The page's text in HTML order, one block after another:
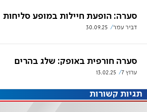
סערה: הופעת חיילות במופע סליחות
דביר עמר 30.09.25
סערה חורפית באופק: שלג בהרים
ערוץ 7 13.02.25
תגיות קשורות